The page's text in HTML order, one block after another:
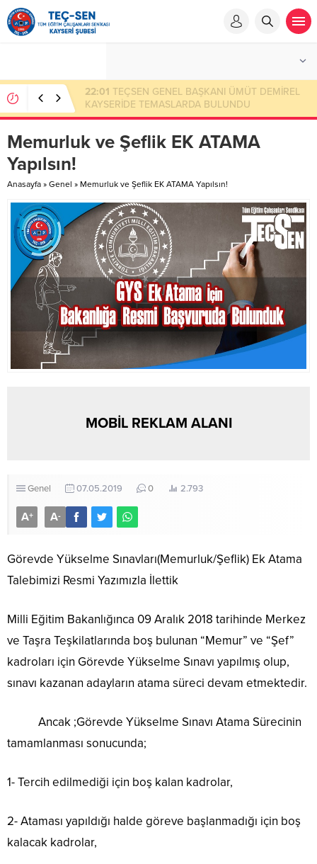
23:50 Eksik Ödenen Sendika Aidatının İade
Başvuru Evrakları
Memurluk ve Şeflik EK ATAMA
Yapılsın!
Anasayfa » Genel » Memurluk ve Şeflik EK ATAMA Yapılsın!
MOBİL REKLAM ALANI
Genel 07.05.2019 0 2.793
A+ A-
Görevde Yükselme Sınavları(Memurluk/Şeflik) Ek Atama
Talebimizi Resmi Yazımızla İlettik
Milli Eğitim Bakanlığınca 09 Aralık 2018 tarihinde Merkez
ve Taşra Teşkilatlarında boş bulunan “Memur” ve “Şef”
kadroları için Görevde Yükselme Sınavı yapılmış olup,
sınavı kazanan adayların atama süreci devam etmektedir.
Ancak ;Görevde Yükselme Sınavı Atama Sürecinin
tamamlanması sonucunda;
1- Tercih edilmediği için boş kalan kadrolar,
2- Ataması yapıldığı halde göreve başlanmadığı için boş
kalacak kadrolar,